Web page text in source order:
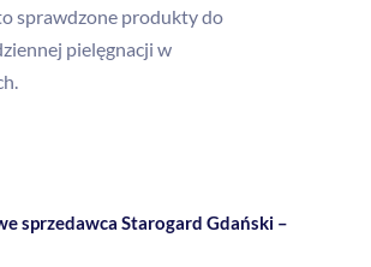
sprawdzone produkty do
pielęgnacji w
sprzedawca Starogard Gdański –